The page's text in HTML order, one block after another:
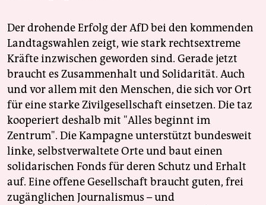
Der drohende Erfolg der AfD bei den kommenden
Landtagswahlen zeigt, wie stark rechtsextreme
Kräfte inzwischen geworden sind. Gerade jetzt
braucht es Zusammenhalt und Solidarität. Auch
und vor allem mit den Menschen, die sich vor Ort
für eine starke Zivilgesellschaft einsetzen. Die taz
kooperiert deshalb mit "Alles beginnt im
Zentrum". Die Kampagne unterstützt bundesweit
linke, selbstverwaltete Orte und baut einen
solidarischen Fonds für deren Schutz und Erhalt
auf. Eine offene Gesellschaft braucht guten, frei
zugänglichen Journalismus – und